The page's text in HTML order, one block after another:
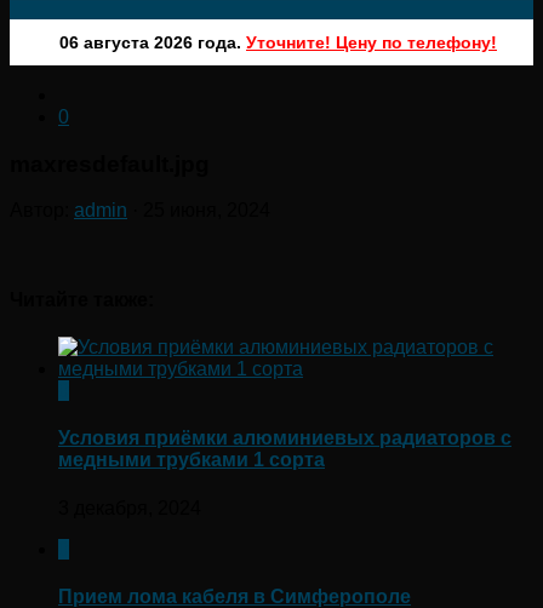
06 августа 2026 года. Уточните! Цену по телефону!
0
admin
Условия приёмки алюминиевых радиаторов с
медными трубками 1 сорта
Прием лома кабеля в Симферополе